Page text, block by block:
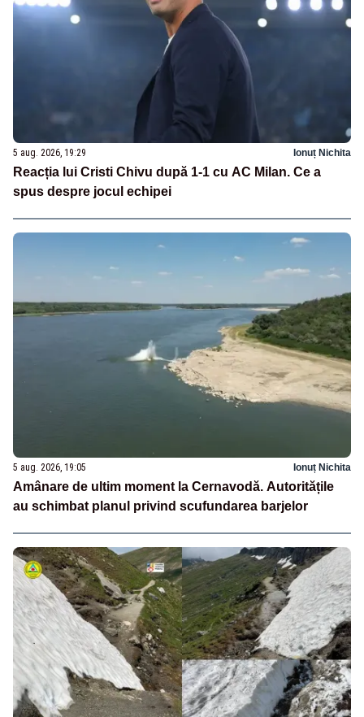
5 aug. 2026, 19:29 Ionuț Nichita
Reacția lui Cristi Chivu după 1-1 cu AC Milan. Ce a
spus despre jocul echipei
5 aug. 2026, 19:05 Ionuț Nichita
Amânare de ultim moment la Cernavodă. Autoritățile
au schimbat planul privind scufundarea barjelor